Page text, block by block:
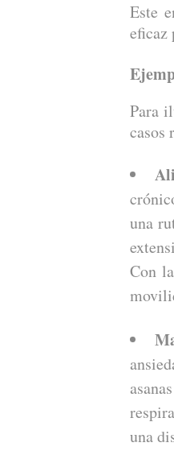
Este
eficaz
Para
casos
una
Con
una